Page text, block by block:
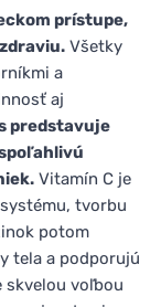
prístupe,
Všetky
a
aj
predstavuje
Vitamín C je
tvorbu
potom
tela a podporujú
skvelou voľbou